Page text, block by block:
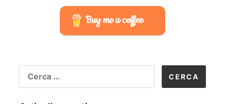
Buy me a coffee
PER: